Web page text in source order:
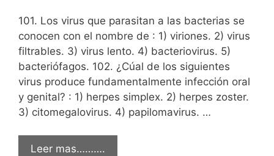
101. Los virus que parasitan a las bacterias se
conocen con el nombre de : 1) viriones. 2) virus
filtrables. 3) virus lento. 4) bacteriovirus. 5)
bacteriófagos. 102. ¿Cúal de los siguientes
virus produce fundamentalmente infección oral
y genital? : 1) herpes simplex. 2) herpes zoster.
3) citomegalovirus. 4) papilomavirus. …
Leer mas……….